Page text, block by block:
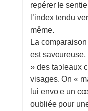
repérer le
l’index tendu
même.
La
est
» des tableaux
visages. On «
lui envoie un
oubliée pour